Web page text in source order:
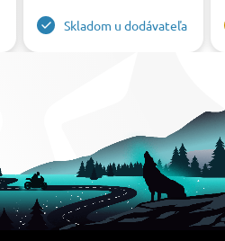
Skladom u dodávateľa